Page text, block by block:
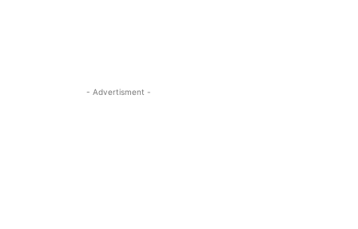
- Advertisment -